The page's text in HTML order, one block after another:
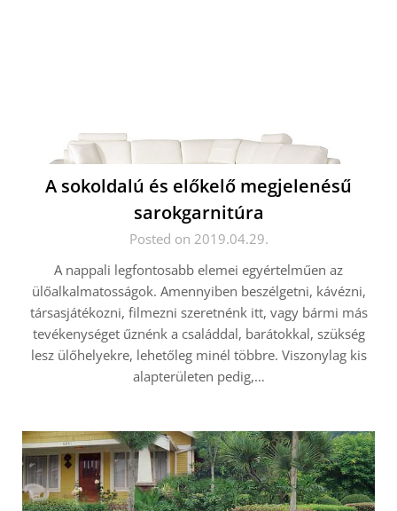
A sokoldalú és előkelő megjelenésű
sarokgarnitúra
Posted on 2019.04.29.
A nappali legfontosabb elemei egyértelműen az
ülőalkalmatosságok. Amennyiben beszélgetni, kávézni,
társasjátékozni, filmezni szeretnénk itt, vagy bármi más
tevékenységet űznénk a családdal, barátokkal, szükség
lesz ülőhelyekre, lehetőleg minél többre. Viszonylag kis
alapterületen pedig,…